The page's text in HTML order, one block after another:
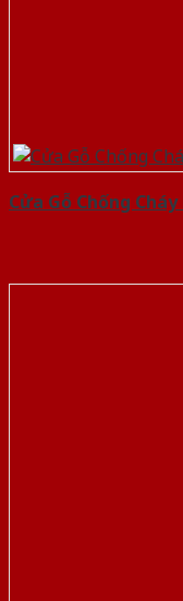
Cửa Gỗ Chống